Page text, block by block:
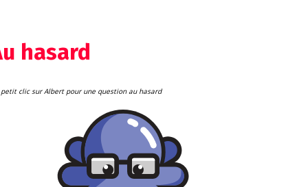
hasard
petit clic sur Albert pour une question au hasard